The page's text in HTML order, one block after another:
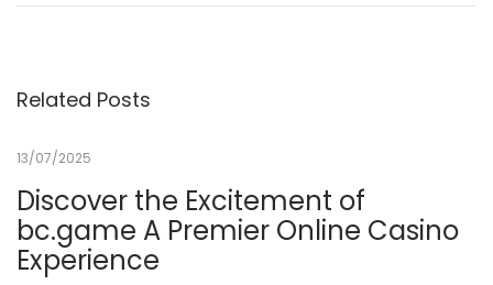
k
i
n
n
g
u
n
u
Related Posts
13/07/2025
Discover the Excitement of
bc.game A Premier Online Casino
Experience